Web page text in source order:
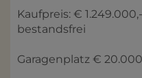
Kaufpreis: €
bestandsfrei
Garagenplatz €